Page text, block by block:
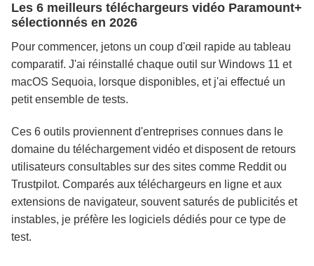
Les 6 meilleurs téléchargeurs vidéo Paramount+
sélectionnés en 2026
Pour commencer, jetons un coup d'œil rapide au tableau
comparatif. J'ai réinstallé chaque outil sur Windows 11 et
macOS Sequoia, lorsque disponibles, et j'ai effectué un
petit ensemble de tests.
Ces 6 outils proviennent d'entreprises connues dans le
domaine du téléchargement vidéo et disposent de retours
utilisateurs consultables sur des sites comme Reddit ou
Trustpilot. Comparés aux téléchargeurs en ligne et aux
extensions de navigateur, souvent saturés de publicités et
instables, je préfère les logiciels dédiés pour ce type de
test.